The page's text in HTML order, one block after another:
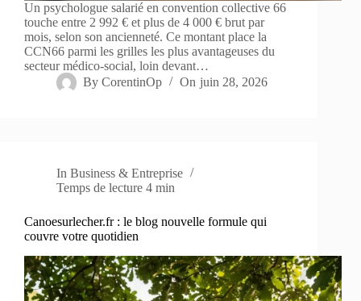
Un psychologue salarié en convention collective 66
touche entre 2 992 € et plus de 4 000 € brut par
mois, selon son ancienneté. Ce montant place la
CCN66 parmi les grilles les plus avantageuses du
secteur médico-social, loin devant…
By CorentinOp On juin 28, 2026
In Business & Entreprise
Temps de lecture 4 min
Canoesurlecher.fr : le blog nouvelle formule qui
couvre votre quotidien